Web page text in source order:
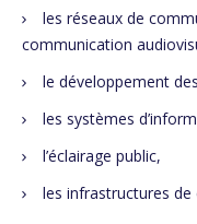
les réseaux de
communication
le développement
les systèmes
l’éclairage public,
les infrastructures de